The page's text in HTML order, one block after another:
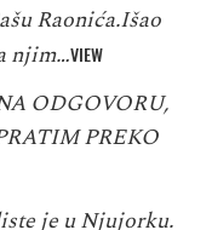
Raonića.Išao
njim…VIEW
ODGOVORU,
PREKO
je u Njujorku.